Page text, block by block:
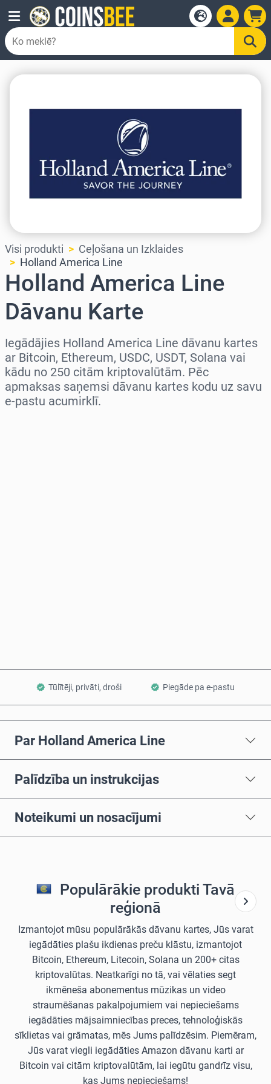
Visi produkti
Ceļošana un Izklaides
Holland America Line
Holland America Line
Dāvanu Karte
Iegādājies Holland America Line dāvanu kartes
ar Bitcoin, Ethereum, USDC, USDT, Solana vai
kādu no 250 citām kriptovalūtām. Pēc
apmaksas saņemsi dāvanu kartes kodu uz savu
e-pastu acumirklī.
Tūlītēji, privāti, droši Piegāde pa e-pastu
Par Holland America Line
Palīdzība un instrukcijas
Noteikumi un nosacījumi
Populārākie produkti Tavā
reģionā
Izmantojot mūsu populārākās dāvanu kartes, Jūs varat
iegādāties plašu ikdienas preču klāstu, izmantojot
Bitcoin, Ethereum, Litecoin, Solana un 200+ citas
kriptovalūtas. Neatkarīgi no tā, vai vēlaties segt
ikmēneša abonementus mūzikas un video
straumēšanas pakalpojumiem vai nepieciešams
iegādāties mājsaimniecības preces, tehnoloģiskās
sīklietas vai grāmatas, mēs Jums palīdzēsim. Piemēram,
Jūs varat viegli iegādāties Amazon dāvanu karti ar
Bitcoin vai citām kriptovalūtām, lai iegūtu gandrīz visu,
kas Jums nepieciešams!